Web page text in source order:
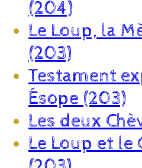
(204)
Le Loup, la
(203)
Testament
Ésope (203)
Les deux
Le Loup et le